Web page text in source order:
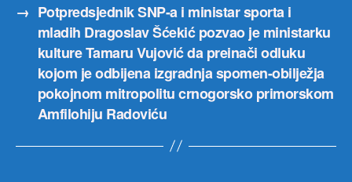
→ Potpredsjednik SNP-a i ministar sporta i
mladih Dragoslav Šćekić pozvao je ministarku
kulture Tamaru Vujović da preinači odluku
kojom je odbijena izgradnja spomen-obilježja
pokojnom mitropolitu crnogorsko primorskom
Amfilohiju Radoviću